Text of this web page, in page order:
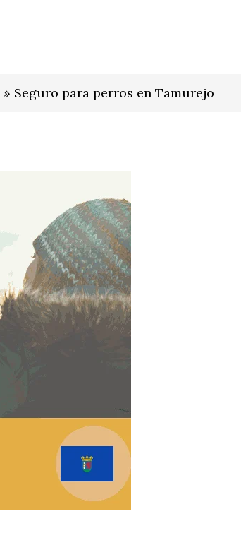
» Seguro para perros en Tamurejo